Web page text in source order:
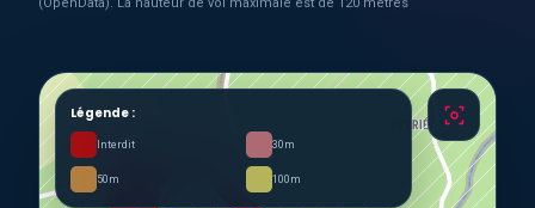
Légende :
Interdit 30m
50m 100m